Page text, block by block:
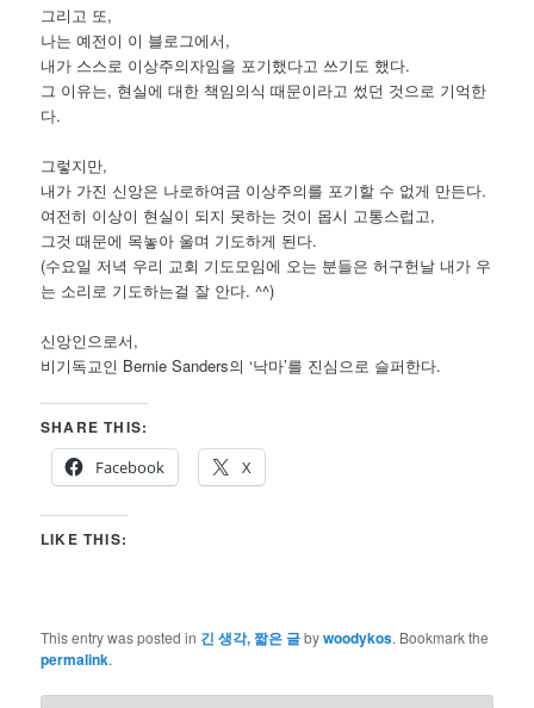
그리고 또,
나는 예전이 이 블로그에서,
내가 스스로 이상주의자임을 포기했다고 쓰기도 했다.
그 이유는, 현실에 대한 책임의식 때문이라고 썼던 것으로 기억한
다.
그렇지만,
내가 가진 신앙은 나로하여금 이상주의를 포기할 수 없게 만든다.
여전히 이상이 현실이 되지 못하는 것이 몹시 고통스럽고,
그것 때문에 목놓아 울며 기도하게 된다.
(수요일 저녁 우리 교회 기도모임에 오는 분들은 허구헌날 내가 우
는 소리로 기도하는걸 잘 안다. ^^)
신앙인으로서,
비기독교인 Bernie Sanders의 ‘낙마’를 진심으로 슬퍼한다.
SHARE THIS:
Facebook
X
LIKE THIS:
This entry was posted in 긴 생각, 짧은 글bywoodykos. Bookmark the
permalink.